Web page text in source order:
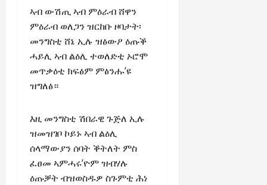
ኣብ ውሽጢ ኣብ ምዕራብ ሸዋን
ምዕራብ ወለጋን ዝርከቡ ዞባታት፡
መንግስቲ ሸኔ ኢሉ ዝፅውዖ ዕጡቕ
ሓይሊ ኣብ ልዕሊ ተወለድቲ ኦሮሞ
መጥቃዕቲ ክፍፅም ምፅንሑ’ዩ
ዝግለፅ።
እዚ መንግስቲ ሽበራዊ ጉጅለ ኢሉ
ዝመዝገቦ ኮይኑ ኣብ ልዕሊ
ሰላማውያን ሰባት ቕትለት ምስ
ፈፀመ ኣምሓሩ’ዮም ዝብሃሉ
ዕጡቓት ብዝወስዱዎ ስጉምቲ ሕነ